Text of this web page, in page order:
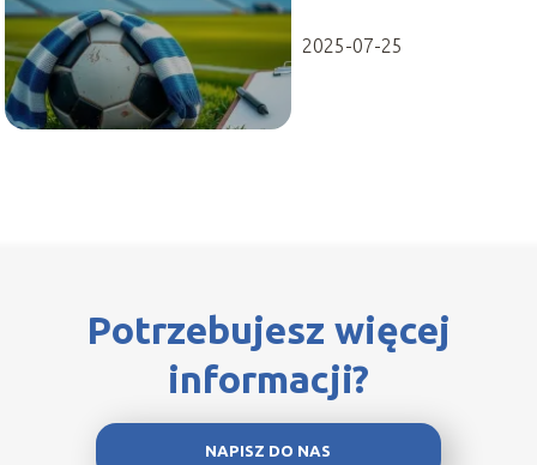
2025-07-25
Potrzebujesz więcej
informacji?
NAPISZ DO NAS